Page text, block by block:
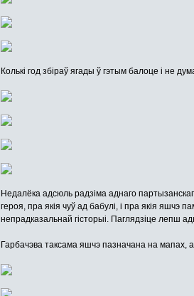
Колькі год збіраў ягады ў гэтым балоце і не
Недалёка адсюль радзіма аднаго
героя, пра якія чуў ад бабулі, і пра якія яшчэ
непрадказальнай гісторыі. Паглядзіце лепш
Гарбачэва таксама яшчэ пазначана на мапах,